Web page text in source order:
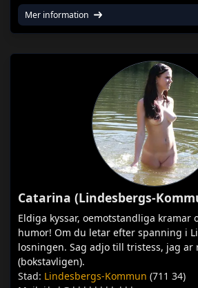
Mer information
Catarina (Lindesbergs-
Eldiga kyssar, oemotstandliga kramar
humor! Om du letar efter spanning i
losningen. Sag adjo till tristess, jag ar
(bokstavligen).
Stad: Lindesbergs-Kommun (711 34)